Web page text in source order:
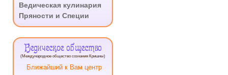
Ведическая кулинария
Пряности и Специи
Ведическое общество
(Международное общество сознания Кришны)
Ближайший к Вам центр